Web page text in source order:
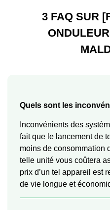
3 FAQ SUR
Quels sont les
Inconvénients des
fait que le lancement de
moins de consommation
telle unité vous coûtera
prix d’un tel appareil est
de vie longue et